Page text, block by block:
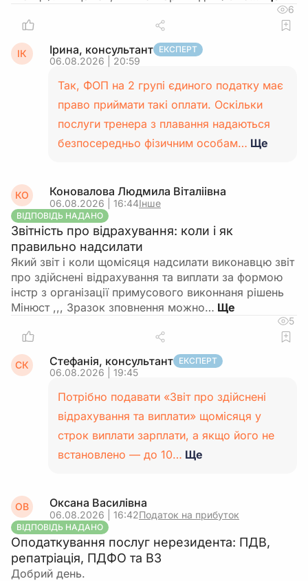
6
ІК Ірина, консультант ЕКСПЕРТ
06.08.2026 | 20:59
Так, ФОП на 2 групі єдиного податку має
право приймати такі оплати. Оскільки
послуги тренера з плавання надаються
безпосередньо фізичним особам… Ще
КО Коновалова Людмила Віталіівна
06.08.2026 | 16:44Інше
ВІДПОВІДЬ НАДАНО
Звітність про відрахування: коли і як
правильно надсилати
Який звіт і коли щомісяця надсилати виконавцю звіт
про здійснені відрахування та виплати за формою
інстр з організації примусового виконнаня рішень
Мінюст ,,, Зразок зповнення можно…
5
СК Стефанія, консультант ЕКСПЕРТ
06.08.2026 | 19:45
Потрібно подавати «Звіт про здійснені
відрахування та виплати» щомісяця у
строк виплати зарплати, а якщо його не
встановлено — до 10… Ще
ОВ Оксана Василівна
06.08.2026 | 16:42Податок на прибуток
ВІДПОВІДЬ НАДАНО
Оподаткування послуг нерезидента: ПДВ,
репатріація, ПДФО та ВЗ
Добрий день.